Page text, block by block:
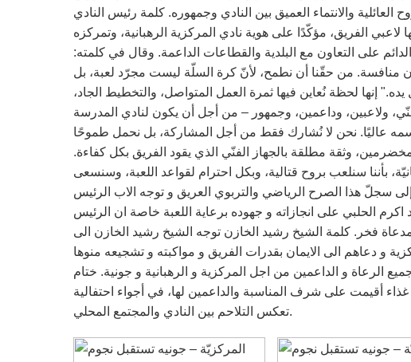
والانتماء العميق بين النادي وجمهوره. كلمة رئيس النادي
الفريق، مؤكّدًا على هوية نادي المركزية الرهبانية، وتمركزه
على التعاون مع البلدية والقطاعات الداعمة. وقال في كلمته:
منافسة. من حقّنا أن نطمح، لأنّ كرة السلّة ليست مجرّد لعبة، بل
إنها لحظة نُعاين فيها ثمرة العمل المتواصل، والتخطيط الجاد،
ولاعبين، وداعمين، وجمهور – من أجل أن يكون لنادي المدرسة
عاليًا. نحن لا نُشارك فقط من أجل المشاركة، بل نحمل طموحًا
وثقة مطلقة بالجهاز الفنّي الذي يقود الفريق بكل كفاءة.
بأننا سنلعب بروح قتالية، وبكل احترام لقواعد اللعبة، وسنسعى
سجلّ هذا الصرح الرياضي والتربوي العريق و توجه الاب الرئيس
اكرم الحلبي على انجازاته و جهوده برعاية اللعبة خاصة ان الرئيس
مدعاة فخر. كلمة الشيخ رشيد الخازن توجه الشيخ رشيد الخازن الى
و دعاهم الى الايمان بقدرات الفريق و مواكبته و تشجيعه منوها
الرعاة و الداعمين من اجل المركزية و الرهبانية و جونية. ختام
أقيمت على شرف المناسبة والداعمين لها، في أجواء احتفالية
تعكس التلاحم بين النادي والمجتمع المحلي.